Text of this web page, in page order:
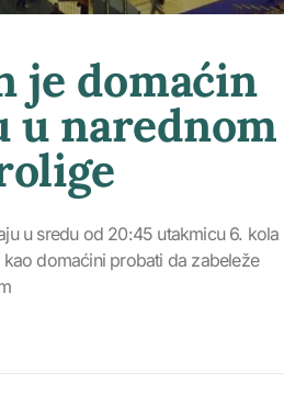
je domaćin
u narednom
u sredu od 20:45 utakmicu 6. kola
domaćini probati da zabeleže